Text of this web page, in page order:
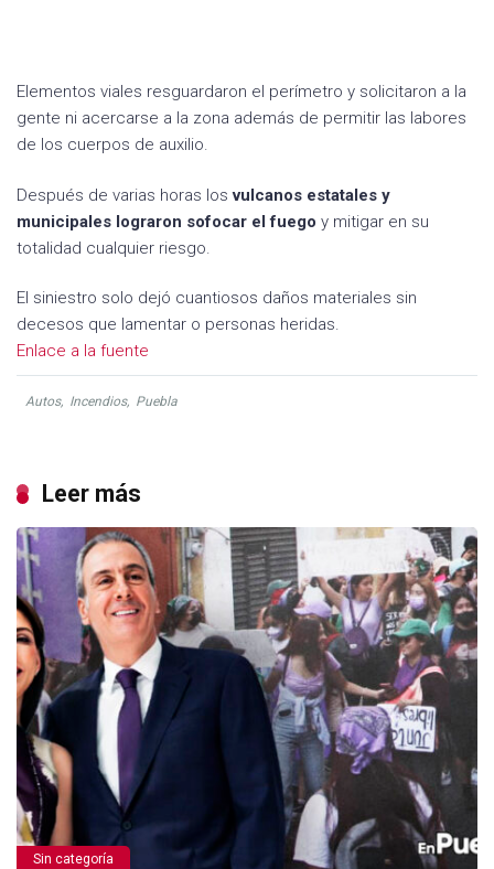
Elementos viales resguardaron el perímetro y solicitaron a la
gente ni acercarse a la zona además de permitir las labores
de los cuerpos de auxilio.
Después de varias horas losvulcanos estatales y
municipales lograron sofocar el fuego y mitigar en su
totalidad cualquier riesgo.
El siniestro solo dejó cuantiosos daños materiales sin
decesos que lamentar o personas heridas.
Enlace a la fuente
Autos, Incendios, Puebla
Leer más
Sin categoría